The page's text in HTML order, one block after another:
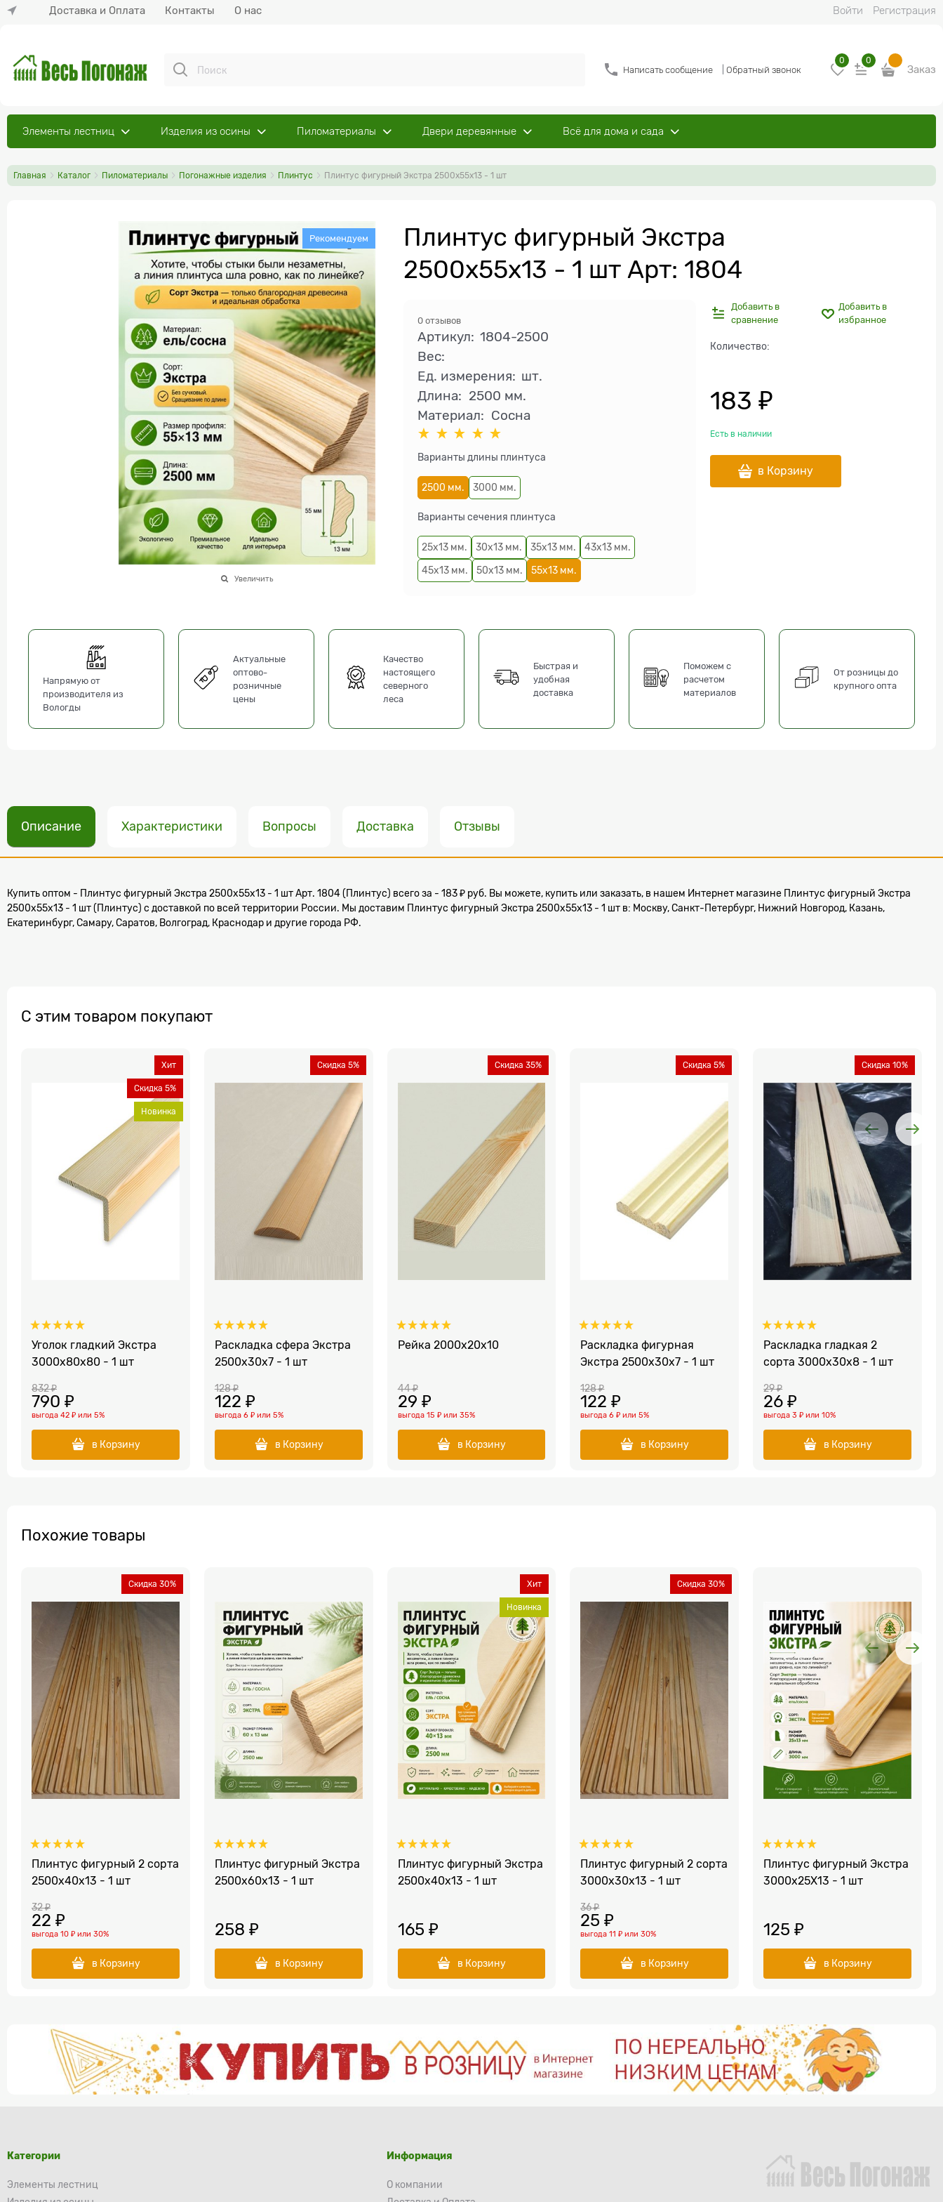
Доставка и Оплата Контакты О нас Войти Регистрация
Написать сообщение Обратный звонок
0 0
Заказ
Элементы лестниц Изделия из осины Пиломатериалы Двери деревянные Всё для дома и сада
Главная Каталог Пиломатериалы Погонажные изделия Плинтус Плинтус фигурный Экстра 2500x55х13 - 1 шт
Рекомендуем
Увеличить
Плинтус фигурный Экстра
2500x55х13 - 1 шт Арт: 1804
0 отзывов
Артикул: 1804-2500
Вес:
Ед. измерения: шт.
Длина: 2500 мм.
Материал: Сосна
Варианты длины плинтуса
2500 мм. 3000 мм.
Варианты сечения плинтуса
25х13 мм. 30х13 мм. 35х13 мм. 43х13 мм.
45х13 мм. 50х13 мм. 55х13 мм.
Добавить в
сравнение
Добавить в
избранное
Количество:
183 ₽
Есть в наличии
в Корзину
Напрямую от
производителя из
Вологды
Актуальные
оптово-
розничные
цены
Качество
настоящего
северного
леса
Быстрая и
удобная
доставка
Поможем с
расчетом
материалов
От розницы до
крупного опта
Описание Характеристики Вопросы Доставка Отзывы
Купить оптом - Плинтус фигурный Экстра 2500x55х13 - 1 шт Арт. 1804 (Плинтус) всего за - 183 ₽ руб. Вы можете, купить или заказать, в нашем Интернет магазине Плинтус фигурный Экстра
2500x55х13 - 1 шт (Плинтус) с доставкой по всей территории России. Мы доставим Плинтус фигурный Экстра 2500x55х13 - 1 шт в: Москву, Санкт-Петербург, Нижний Новгород, Казань,
Екатеринбург, Самару, Саратов, Волгоград, Краснодар и другие города РФ.
С этим товаром покупают
Уголок гладкий Экстра
3000x80x80 - 1 шт
Хит
Скидка 5%
Новинка
832 ₽
790 ₽
выгода 42 ₽ или 5%
в Корзину
Раскладка сфера Экстра
2500x30x7 - 1 шт
Скидка 5%
128 ₽
122 ₽
выгода 6 ₽или 5%
в Корзину
Рейка 2000x20х10
Скидка 35%
44 ₽
29 ₽
выгода 15 ₽или 35%
в Корзину
Раскладка фигурная
Экстра 2500x30x7 - 1 шт
Скидка 5%
128 ₽
122 ₽
выгода6 ₽ или5%
в Корзину
Раскладка гладкая 2
сорта 3000x30x8 - 1 шт
Скидка 10%
29 ₽
26 ₽
выгода3 ₽ или10%
в Корзину
Похожие товары
Плинтус фигурный 2 сорта
2500х40х13 - 1 шт
Скидка 30%
32 ₽
22 ₽
выгода 10 ₽ или 30%
в Корзину
Плинтус фигурный Экстра
2500x60х13 - 1 шт
258 ₽
в Корзину
Плинтус фигурный Экстра
2500x40х13 - 1 шт
Хит
Новинка
165 ₽
в Корзину
Плинтус фигурный 2 сорта
3000х30х13 - 1 шт
Скидка 30%
36 ₽
25 ₽
выгода11 ₽ или30%
в Корзину
Плинтус фигурный Экстра
3000x25Х13 - 1 шт
125 ₽
в Корзину
Категории
Элементы лестниц
Информация
О компании